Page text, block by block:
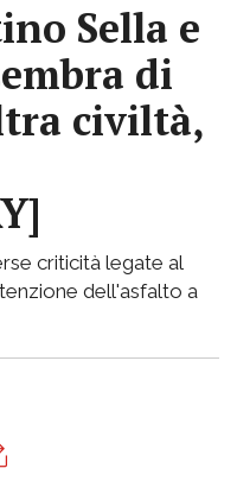
Sella e
di
civiltà,
criticità legate al
dell'asfalto a